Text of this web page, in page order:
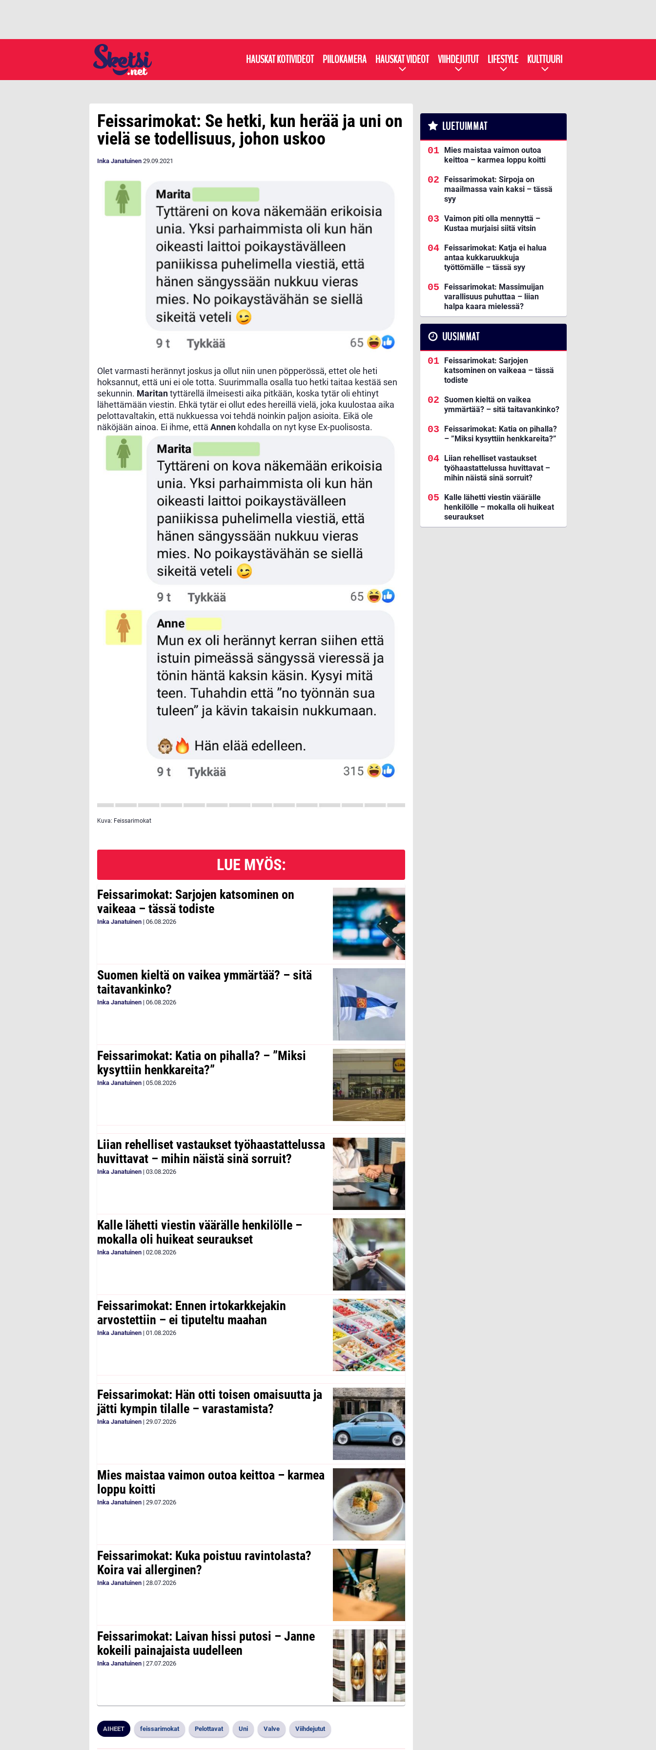
HAUSKAT KOTIVIDEOT PIILOKAMERA HAUSKAT VIDEOT VIIHDEJUTUT LIFESTYLE KULTTUURI
Feissarimokat: Se hetki, kun herää ja uni on
vielä se todellisuus, johon uskoo
Inka Janatuinen 29.09.2021
Olet varmasti herännyt joskus ja ollut niin unen pöpperössä, ettet ole heti
hoksannut, että uni ei ole totta. Suurimmalla osalla tuo hetki taitaa kestää sen
sekunnin. Maritantyttärellä ilmeisesti aika pitkään, koska tytär oli ehtinyt
lähettämään viestin. Ehkä tytär ei ollut edes hereillä vielä, joka kuulostaa aika
pelottavaltakin, että nukkuessa voi tehdä noinkin paljon asioita. Eikä ole
näköjään ainoa. Ei ihme, että Annen kohdalla on nyt kyse Ex-puolisosta.
Kuva: Feissarimokat
LUE MYÖS:
Feissarimokat: Sarjojen katsominen on
vaikeaa – tässä todiste
Inka Janatuinen | 06.08.2026
Suomen kieltä on vaikea ymmärtää? – sitä
taitavankinko?
Inka Janatuinen | 06.08.2026
Feissarimokat: Katia on pihalla? – ”Miksi
kysyttiin henkkareita?”
Inka Janatuinen | 05.08.2026
Liian rehelliset vastaukset työhaastattelussa
huvittavat – mihin näistä sinä sorruit?
Inka Janatuinen | 03.08.2026
Kalle lähetti viestin väärälle henkilölle –
mokalla oli huikeat seuraukset
Inka Janatuinen | 02.08.2026
Feissarimokat: Ennen irtokarkkejakin
arvostettiin – ei tiputeltu maahan
Inka Janatuinen | 01.08.2026
Feissarimokat: Hän otti toisen omaisuutta ja
jätti kympin tilalle – varastamista?
Inka Janatuinen | 29.07.2026
Mies maistaa vaimon outoa keittoa – karmea
loppu koitti
Inka Janatuinen | 29.07.2026
Feissarimokat: Kuka poistuu ravintolasta?
Koira vai allerginen?
Inka Janatuinen | 28.07.2026
Feissarimokat: Laivan hissi putosi – Janne
kokeili painajaista uudelleen
Inka Janatuinen | 27.07.2026
AIHEET feissarimokat Pelottavat Uni Valve Viihdejutut
LUETUIMMAT
Mies maistaa vaimon outoa
keittoa – karmea loppu koitti
Feissarimokat: Sirpoja on
maailmassa vain kaksi – tässä
syy
Vaimon piti olla mennyttä –
Kustaa murjaisi siitä vitsin
Feissarimokat: Katja ei halua
antaa kukkaruukkuja
työttömälle – tässä syy
Feissarimokat: Massimuijan
varallisuus puhuttaa – liian
halpa kaara mielessä?
UUSIMMAT
Feissarimokat: Sarjojen
katsominen on vaikeaa – tässä
todiste
Suomen kieltä on vaikea
ymmärtää? – sitä taitavankinko?
Feissarimokat: Katia on pihalla?
– ”Miksi kysyttiin henkkareita?”
Liian rehelliset vastaukset
työhaastattelussa huvittavat –
mihin näistä sinä sorruit?
Kalle lähetti viestin väärälle
henkilölle – mokalla oli huikeat
seuraukset